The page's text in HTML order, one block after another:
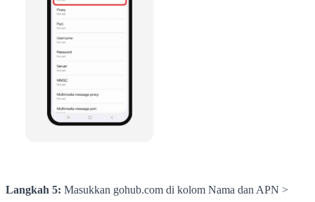
Langkah 5: Masukkan gohub.com di kolom Nama dan APN >